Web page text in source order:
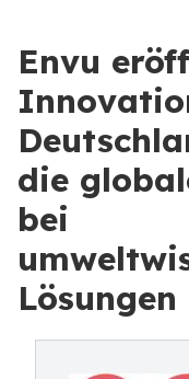
Envu
die
bei
Lösungen